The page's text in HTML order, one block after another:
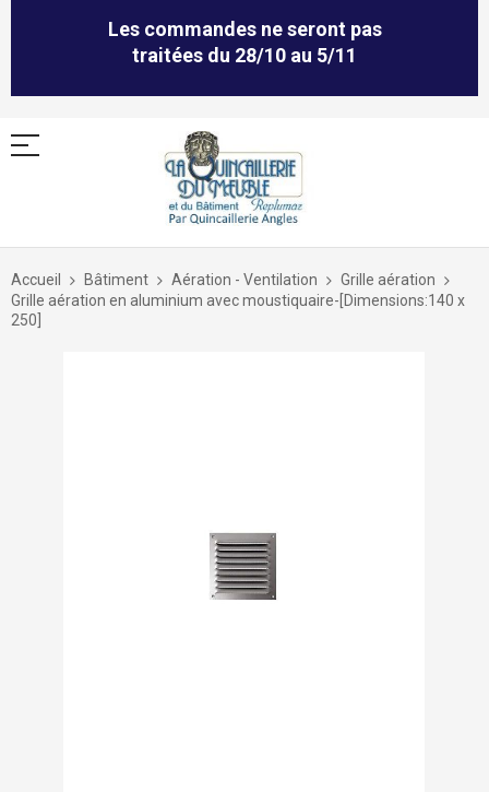
Les commandes ne seront pas
traitées du 28/10 au 5/11
Allez
contenu
Accueil Bâtiment Aération - Ventilation
Grille aération
Grille aération en aluminium avec moustiquaire-[Dimensions:140 x
250]